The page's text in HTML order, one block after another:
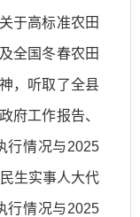
于高标准农田
全国冬春农田
，听取了全县
府工作报告、
行情况与2025
生实事人大代
行情况与2025